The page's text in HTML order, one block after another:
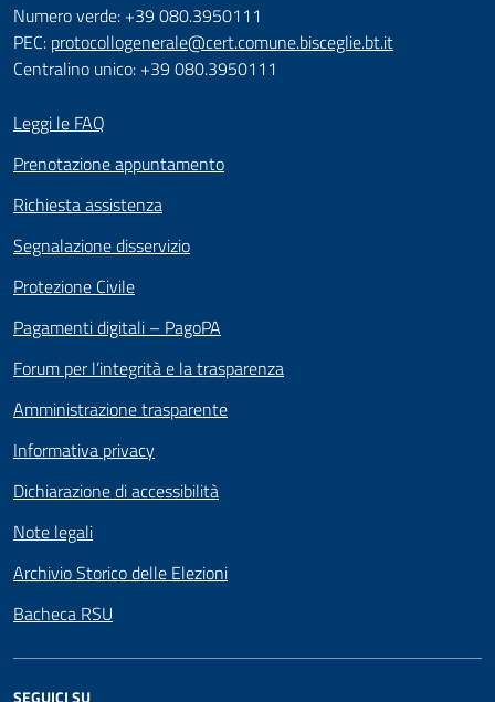
Numero verde: +39 080.3950111
PEC: protocollogenerale@cert.comune.bisceglie.bt.it
Centralino unico: +39 080.3950111
Leggi le FAQ
Prenotazione appuntamento
Richiesta assistenza
Segnalazione disservizio
Protezione Civile
Pagamenti digitali – PagoPA
Forum per l’integrità e la trasparenza
Amministrazione trasparente
Informativa privacy
Dichiarazione di accessibilità
Note legali
Archivio Storico delle Elezioni
Bacheca RSU
SEGUICI SU